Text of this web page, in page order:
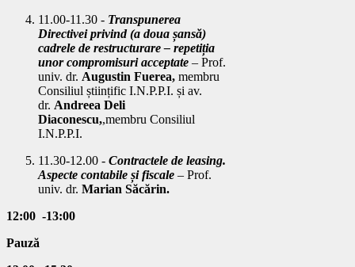
11.00-11.30 - Transpunerea
Directivei privind (a doua șansă)
cadrele de restructurare – repetiția
unor compromisuri acceptate – Prof.
univ. dr. Augustin Fuerea, membru
Consiliul științific I.N.P.P.I. și av.
dr. Andreea Deli
Diaconescu,,membru Consiliul
I.N.P.P.I.
11.30-12.00 - Contractele de leasing.
Aspecte contabile și fiscale – Prof.
univ. dr. Marian Săcărin.
12:00 -13:00
Pauză